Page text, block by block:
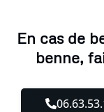
En cas de
benne,